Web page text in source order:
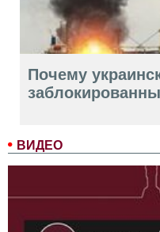
ВИДЕО
Почему